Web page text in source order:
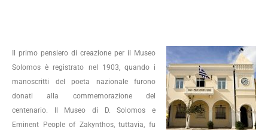
Il primo pensiero di creazione per il Museo
Solomos è registrato nel 1903, quando i
manoscritti del poeta nazionale furono
donati alla commemorazione del
centenario. Il Museo di D. Solomos e
Eminent People of Zakynthos, tuttavia, fu